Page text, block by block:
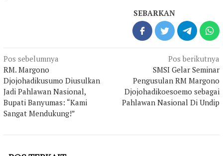
SEBARKAN
Navigasi
pos
Pos sebelumnya
RM. Margono
Djojohadikusumo Diusulkan
Jadi Pahlawan Nasional,
Bupati Banyumas: “Kami
Sangat Mendukung!”
Pos berikutnya
SMSI Gelar Seminar
Pengusulan RM Margono
Djojohadikoesoemo sebagai
Pahlawan Nasional Di Undip